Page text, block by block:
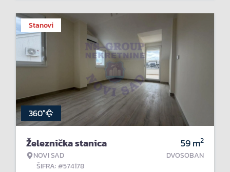
Stanovi
360°
Železnička stanica
NOVI SAD
ŠIFRA: #574178
59m2
DVOSOBAN